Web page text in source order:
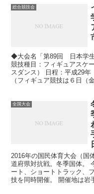
総合競技会
◆大会名「第89回 日本学生
競技種目：フィギュアスケ
スダンス） 日程：平成29年
（フィギュア競技は６日（
全国大会
2016年の国民体育大会（国
道府県対抗戦。冬季国体。
ート、ショートトラック、
技を同時開催。 開催地は岩